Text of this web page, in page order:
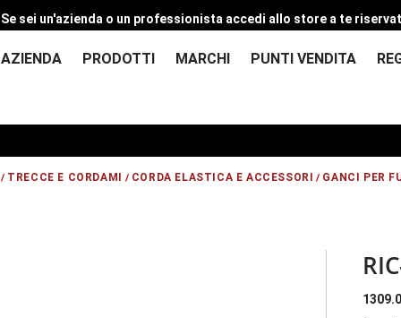
Se sei un'azienda o un professionista accedi allo store a te
AZIENDA PRODOTTI MARCHI PUNTI VENDITA
/ TRECCE E CORDAMI / CORDA ELASTICA E ACCESSORI / GANCI PER